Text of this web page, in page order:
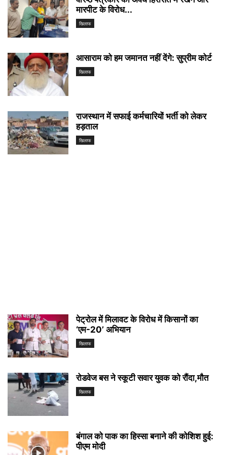
मारपीट के विरोध...
खिलाफ
आसाराम को हम जमानत नहीं देंगे: सुप्रीम कोर्ट
खिलाफ
राजस्थान में सफाई कर्मचारियों भर्ती को लेकर
हड़ताल
खिलाफ
पेट्रोल में मिलावट के विरोध में किसानों का
‘एम-20’ अभियान
खिलाफ
रोडवेज बस ने स्कूटी सवार युवक को रौंदा,मौत
खिलाफ
बंगाल को पाक का हिस्सा बनाने की कोशिश हुई:
पीएम मोदी